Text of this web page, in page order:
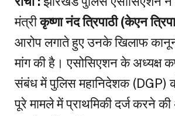
मंत्रीकृष्णा नंद त्रिपाठी (केएन
आरोप लगाते हुए उनके खिलाफ
मांग की है। एसोसिएशन के अध्यक्ष
संबंध में पुलिस महानिदेशक (DGP)
पूरे मामले में प्राथमिकी दर्ज करने